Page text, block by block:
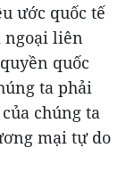
ước quốc tế
ngoại liên
quốc
ta phải
chúng ta
mại tự do